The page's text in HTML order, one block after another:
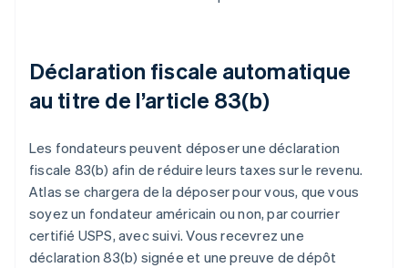
Déclaration fiscale automatique
au titre de l’article 83(b)
Les fondateurs peuvent déposer une déclaration
fiscale 83(b) afin de réduire leurs taxes sur le revenu.
Atlas se chargera de la déposer pour vous, que vous
soyez un fondateur américain ou non, par courrier
certifié USPS, avec suivi. Vous recevrez une
déclaration 83(b) signée et une preuve de dépôt